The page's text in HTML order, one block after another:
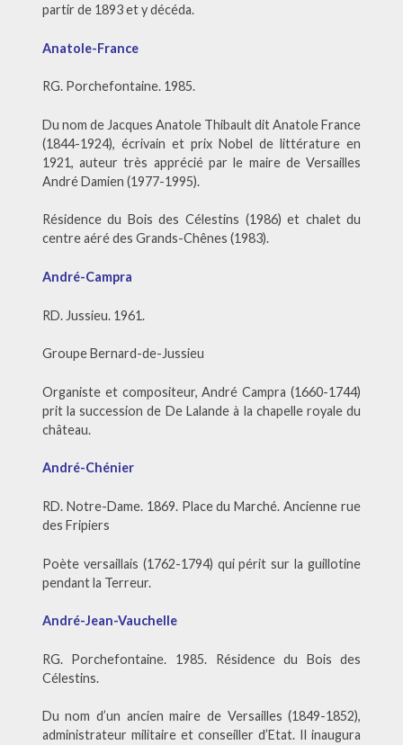
partir de 1893 et y décéda.
Anatole-France
RG. Porchefontaine. 1985.
Du nom de Jacques Anatole Thibault dit Anatole France
(1844-1924), écrivain et prix Nobel de littérature en
1921, auteur très apprécié par le maire de Versailles
André Damien (1977-1995).
Résidence du Bois des Célestins (1986) et chalet du
centre aéré des Grands-Chênes (1983).
André-Campra
RD. Jussieu. 1961.
Groupe Bernard-de-Jussieu
Organiste et compositeur, André Campra (1660-1744)
prit la succession de De Lalande à la chapelle royale du
château.
André-Chénier
RD. Notre-Dame. 1869. Place du Marché. Ancienne rue
des Fripiers
Poète versaillais (1762-1794) qui périt sur la guillotine
pendant la Terreur.
André-Jean-Vauchelle
RG. Porchefontaine. 1985. Résidence du Bois des
Célestins.
Du nom d’un ancien maire de Versailles (1849-1852),
administrateur militaire et conseiller d’Etat. Il inaugura